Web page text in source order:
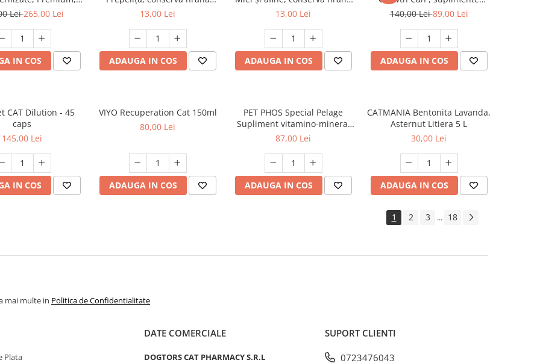
4 PAWS, 14 kg
Lei265,00 Lei
IN COS
umedă fără cereale câini, (în
13,00 Lei
ADAUGA IN COS
umedă fără cereale câini
13,00 Lei
ADAUGA IN COS
creștere și vitalitate câini, 45
140,00 Lei89,00 Lei
ADAUGA IN COS
CAT Dilution - 45
caps
145,00 Lei
IN COS
VIYO Recuperation Cat 150ml
80,00 Lei
ADAUGA IN COS
PET PHOS Special Pelage
Supliment vitamino-mineral
pentru câini, 50 tablete
87,00 Lei
ADAUGA IN COS
CATMANIA Bentonita Lavanda,
Asternut Litiera 5 L
30,00 Lei
ADAUGA IN COS
1 2 3 ... 18
mai multe in Politica de Confidentialitate
Plata
DATE COMERCIALE
DOGTORS CAT PHARMACY S.R.L
SUPORT CLIENTI
0723476043